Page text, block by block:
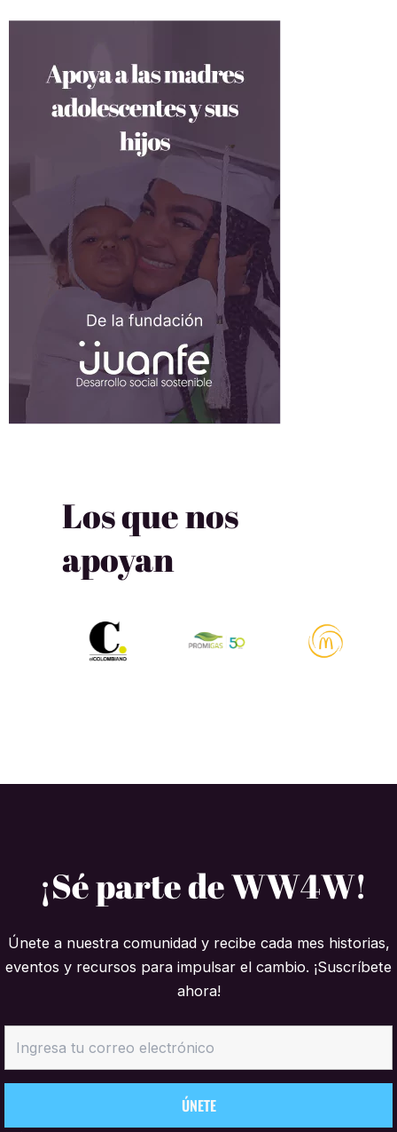
Los que nos
apoyan
¡Sé parte de WW4W!
Únete a nuestra comunidad y recibe cada mes historias,
eventos y recursos para impulsar el cambio. ¡Suscríbete
ahora!